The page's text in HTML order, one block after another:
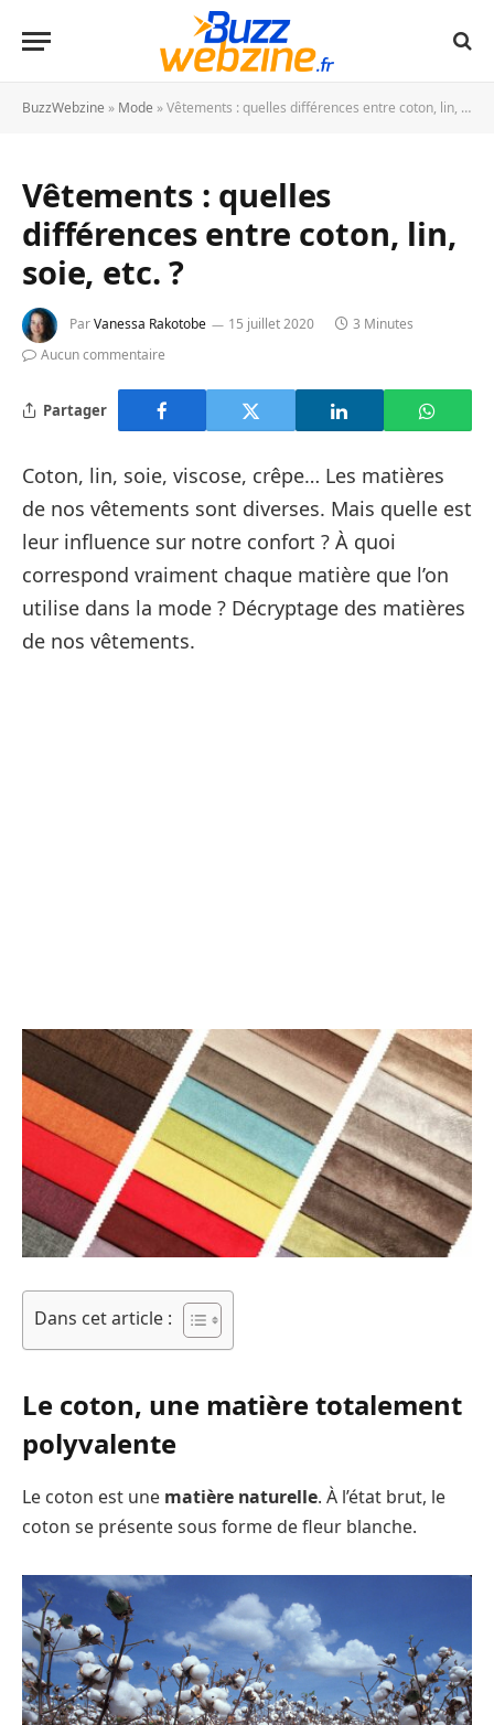
BuzzWebzine » Mode »Vêtements : quelles différences entre coton, lin, soie, etc. ?
Vêtements : quelles
différences entre coton, lin,
soie, etc. ?
ParVanessa Rakotobe 15 juillet 2020
3 Minutes
Aucun commentaire
Partager
Coton, lin, soie, viscose, crêpe… Les matières
de nos vêtements sont diverses. Mais quelle est
leur influence sur notre confort ? À quoi
correspond vraiment chaque matière que l’on
utilise dans la mode ? Décryptage des matières
de nos vêtements.
Dans cet article :
Le coton, une matière totalement
polyvalente
Le coton est une matière naturelle. À l’état brut, le
coton se présente sous forme de fleur blanche.